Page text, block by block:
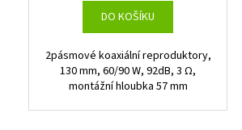
DO KOŠÍKU
2pásmové koaxiální reproduktory,
130 mm, 60/90 W, 92dB, 3 Ω,
montážní hloubka 57 mm